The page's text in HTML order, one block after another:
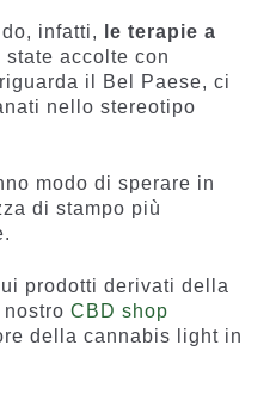
infatti,
le terapie a
state accolte con
il Bel Paese, ci
nello stereotipo
modo di sperare in
di stampo più
prodotti derivati della
CBD shop
della cannabis light in